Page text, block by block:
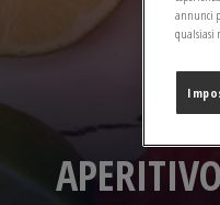
annunci
qualsiasi